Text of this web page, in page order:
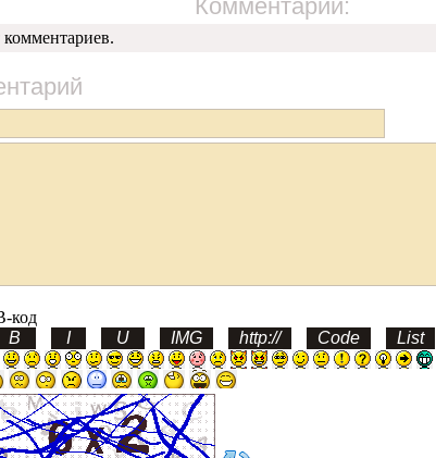
Комментарий:
код